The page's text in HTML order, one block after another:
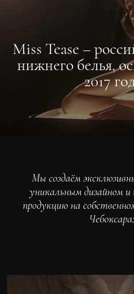
Miss Tease –
нижнего белья,
2017
Мы создаём
уникальным дизайном и
продукцию на